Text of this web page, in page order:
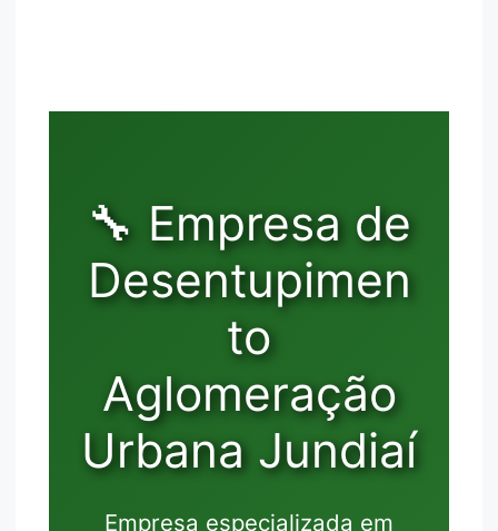
🔧 Empresa de
Desentupimen
to
Aglomeração
Urbana Jundiaí
Empresa especializada em